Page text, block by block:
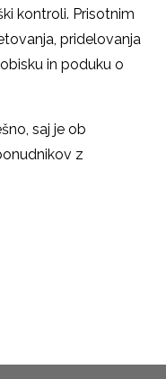
kontroli. Prisotnim
pridelovanja
in poduku o
saj je ob
z